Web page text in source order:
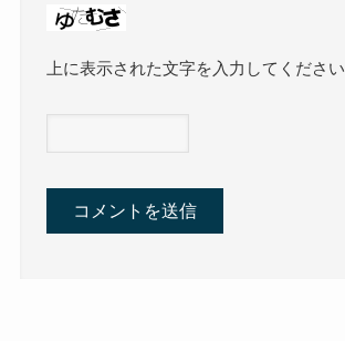
上に表示された文字を入力してください